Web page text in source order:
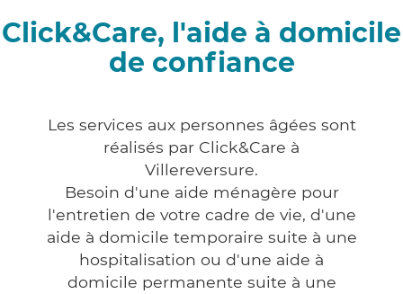
Click&Care, l'aide à domicile
de confiance
Les services aux personnes âgées sont
réalisés par Click&Care à
Villereversure.
Besoin d'une aide ménagère pour
l'entretien de votre cadre de vie, d'une
aide à domicile temporaire suite à une
hospitalisation ou d'une aide à
domicile permanente suite à une